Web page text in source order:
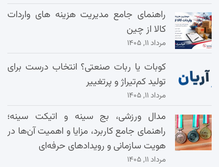
راهنمای جامع مدیریت هزینه‌ های واردات
کالا از چین
مرداد ۱۱, ۱۴۰۵
کوبات یا ربات صنعتی؟ انتخاب درست برای
تولید کم‌تیراژ و پرتغییر
مرداد ۱۱, ۱۴۰۵
مدال ورزشی، بج سینه و اتیکت سینه؛
راهنمای جامع کاربرد، مزایا و اهمیت آن‌ها در
هویت سازمانی و رویدادهای حرفه‌ای
مرداد ۱۱, ۱۴۰۵